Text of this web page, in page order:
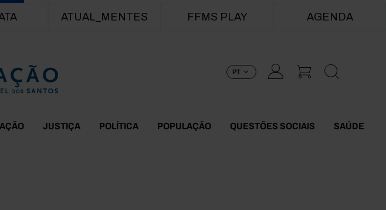
ATUAL_MENTES FFMS PLAY AGENDA
PT
JUSTIÇA POLÍTICA POPULAÇÃO QUESTÕES SOCIAIS SAÚDE